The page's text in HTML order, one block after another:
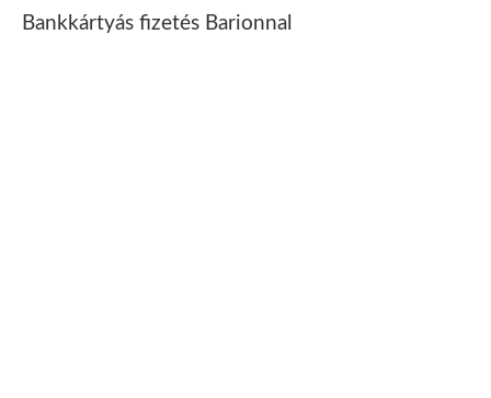
Bankkártyás fizetés Barionnal